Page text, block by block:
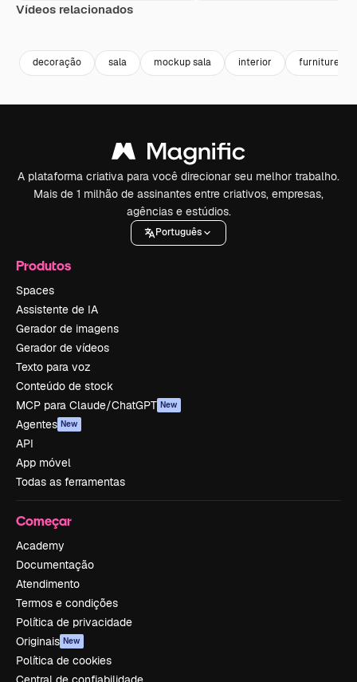
Vídeos relacionados
decoração sala mockup sala interior furniture
A plataforma criativa para você direcionar seu melhor trabalho.
Mais de 1 milhão de assinantes entre criativos, empresas,
agências e estúdios.
Português
Produtos
Spaces
Assistente de IA
Gerador de imagens
Gerador de vídeos
Texto para voz
Conteúdo de stock
MCP para Claude/ChatGPT New
Agentes New
API
App móvel
Todas as ferramentas
Começar
Academy
Documentação
Atendimento
Termos e condições
Política de privacidade
Originais New
Política de cookies